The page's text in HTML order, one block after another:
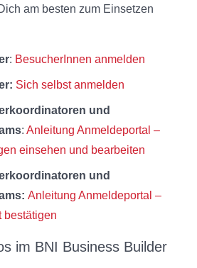
am besten zum Einsetzen
: BesucherInnen anmelden
Sich selbst anmelden
und
: Anleitung Anmeldeportal –
einsehen und bearbeiten
und
Anleitung Anmeldeportal –
bestätigen
im BNI Business Builder